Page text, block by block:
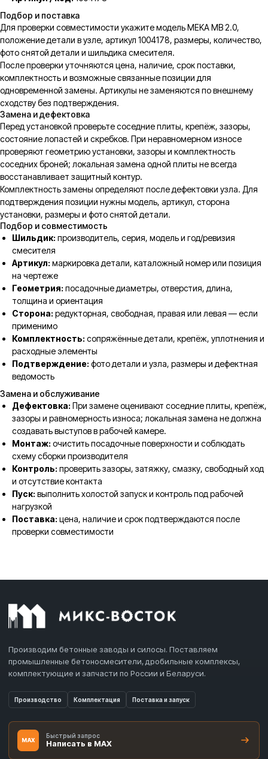
Подбор и поставка
Для проверки совместимости укажите модель MEKA MB 2.0,
положение детали в узле, артикул 1004178, размеры, количество,
фото снятой детали и шильдика смесителя.
После проверки уточняются цена, наличие, срок поставки,
комплектность и возможные связанные позиции для
одновременной замены. Артикулы не заменяются по внешнему
сходству без подтверждения.
Замена и дефектовка
Перед установкой проверьте соседние плиты, крепёж, зазоры,
состояние лопастей и скребков. При неравномерном износе
проверяют геометрию установки, зазоры и комплектность
соседних броней; локальная замена одной плиты не всегда
восстанавливает защитный контур.
Комплектность замены определяют после дефектовки узла. Для
подтверждения позиции нужны модель, артикул, сторона
установки, размеры и фото снятой детали.
Подбор и совместимость
Шильдик: производитель, серия, модель и год/ревизия
смесителя
Артикул: маркировка детали, каталожный номер или позиция
на чертеже
Геометрия: посадочные диаметры, отверстия, длина,
толщина и ориентация
Сторона: редукторная, свободная, правая или левая — если
применимо
Комплектность: сопряжённые детали, крепёж, уплотнения и
расходные элементы
Подтверждение: фото детали и узла, размеры и дефектная
ведомость
Замена и обслуживание
Дефектовка: При замене оценивают соседние плиты, крепёж,
зазоры и равномерность износа; локальная замена не должна
создавать выступов в рабочей камере.
Монтаж: очистить посадочные поверхности и соблюдать
схему сборки производителя
Контроль: проверить зазоры, затяжку, смазку, свободный ход
и отсутствие контакта
Пуск: выполнить холостой запуск и контроль под рабочей
нагрузкой
Поставка: цена, наличие и срок подтверждаются после
проверки совместимости
Производим бетонные заводы и силосы. Поставляем
промышленные бетоносмесители, дробильные комплексы,
комплектующие и запчасти по России и Беларуси.
Производство Комплектация Поставка и запуск
MAX
Быстрый запрос
Написать в MAX